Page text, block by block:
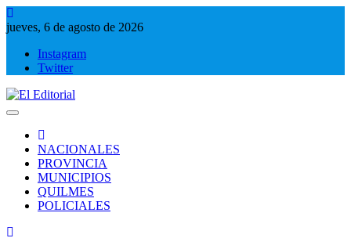
Saltar
al
jueves, 6 de agosto de 2026
Instagram
Twitter
NACIONALES
PROVINCIA
MUNICIPIOS
QUILMES
POLICIALES